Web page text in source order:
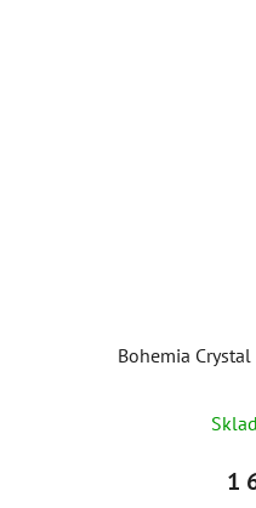
Bohemia
1